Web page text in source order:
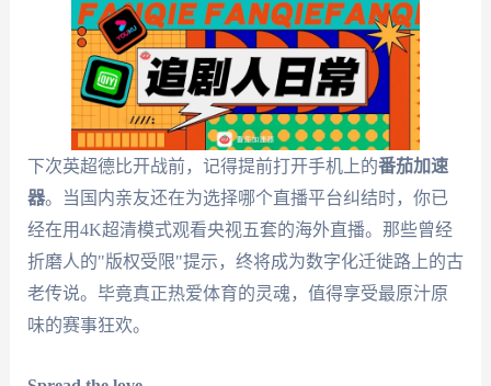
下次英超德比开战前，记得提前打开手机上的番茄加速
器。当国内亲友还在为选择哪个直播平台纠结时，你已
经在用4K超清模式观看央视五套的海外直播。那些曾经
折磨人的"版权受限"提示，终将成为数字化迁徙路上的古
老传说。毕竟真正热爱体育的灵魂，值得享受最原汁原
味的赛事狂欢。